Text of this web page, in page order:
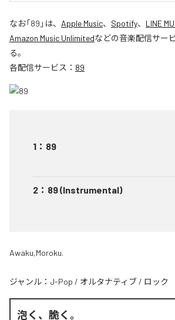
なお「89 」は、 Apple Music、 Spotify、 LINE
Amazon Music Unlimitedなどの音楽配信サー
る。
各配信サービス： 89
1 ： 89
2 ： 89 (Instrumental)
Awaku,Moroku.
ジャンル： J-Pop / オルタナティブ / ロック
泡く、脆く。